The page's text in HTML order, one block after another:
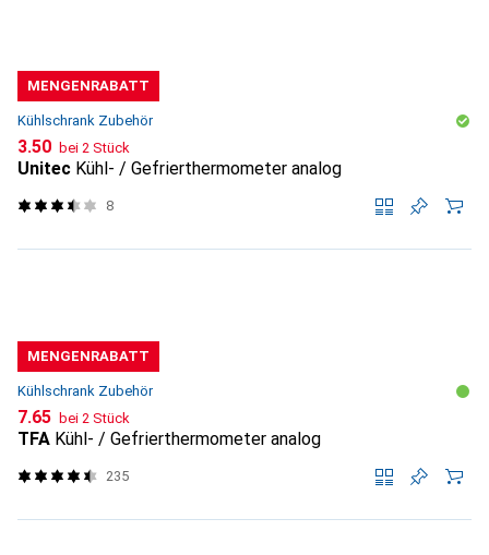
MENGENRABATT
Kühlschrank Zubehör
CHF
3.50 bei 2 Stück
Unitec Kühl- / Gefrierthermometer analog
8
MENGENRABATT
Kühlschrank Zubehör
CHF
7.65 bei 2 Stück
TFA Kühl- / Gefrierthermometer analog
235